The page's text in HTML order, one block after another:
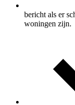
bericht als er
woningen zijn.